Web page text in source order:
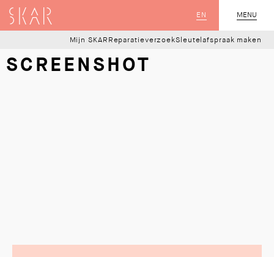
MENU
SLUIT
EN
SKAR
Mijn SKAR ReparatieverzoekSleutelafspraak maken
SCREENSHOT